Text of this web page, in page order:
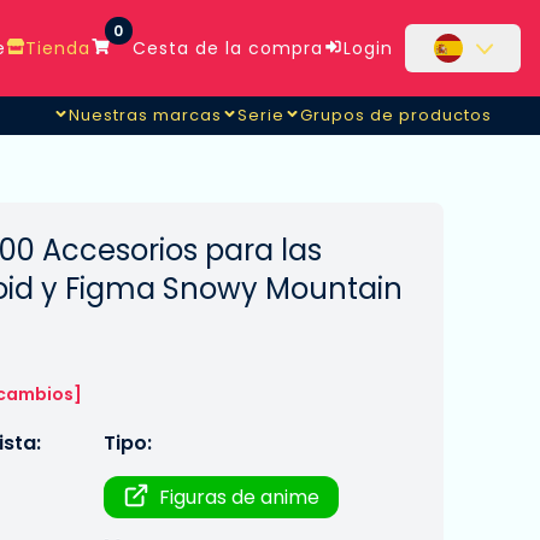
Tienda
0
Cesta de la compra Login
Nuestras marcas Serie Grupos de productos
Accesorios para las
y Figma Snowy Mountain
Tipo:
Figuras de anime